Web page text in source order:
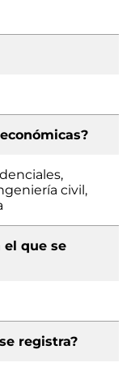
civil,
el que se
registra?